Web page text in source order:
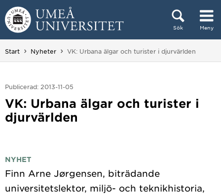
Hoppa direkt till innehållet
Sök Meny
Huvudmenyn dold.
Start Nyheter Du är här:
VK: Urbana älgar och turister i djurvärlden
Publicerad: 2013-11-05
VK: Urbana älgar och turister i
djurvärlden
NYHET
Finn Arne Jørgensen, biträdande
universitetslektor, miljö- och teknikhistoria,